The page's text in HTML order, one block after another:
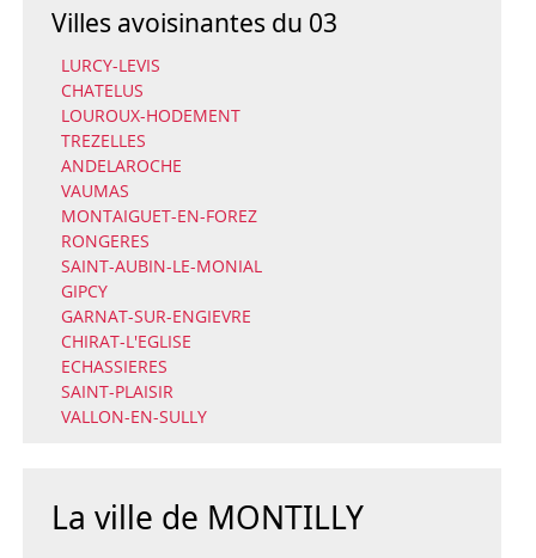
Villes avoisinantes du 03
LURCY-LEVIS
CHATELUS
LOUROUX-HODEMENT
TREZELLES
ANDELAROCHE
VAUMAS
MONTAIGUET-EN-FOREZ
RONGERES
SAINT-AUBIN-LE-MONIAL
GIPCY
GARNAT-SUR-ENGIEVRE
CHIRAT-L'EGLISE
ECHASSIERES
SAINT-PLAISIR
VALLON-EN-SULLY
La ville de MONTILLY